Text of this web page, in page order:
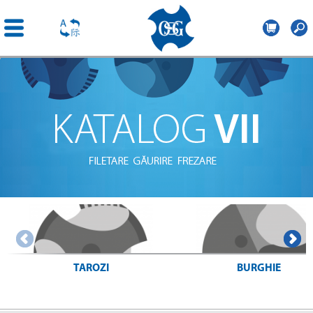
Mergi la
conţinutul
Romania
TAROZI BURGHIE